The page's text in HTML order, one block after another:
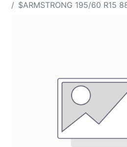
$ARMSTRONG 195/60 R15